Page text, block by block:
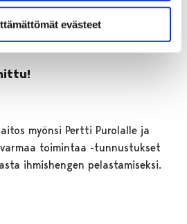
evästeet
myönsi Pertti Purolalle ja
toimintaa -tunnustukset
ihmishengen pelastamiseksi.